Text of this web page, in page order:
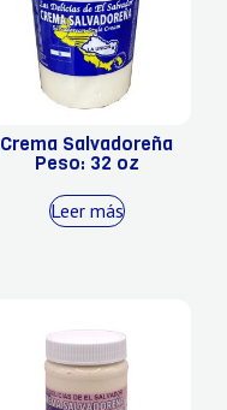
Crema Salvadoreña
Peso: 32 oz
Leer más